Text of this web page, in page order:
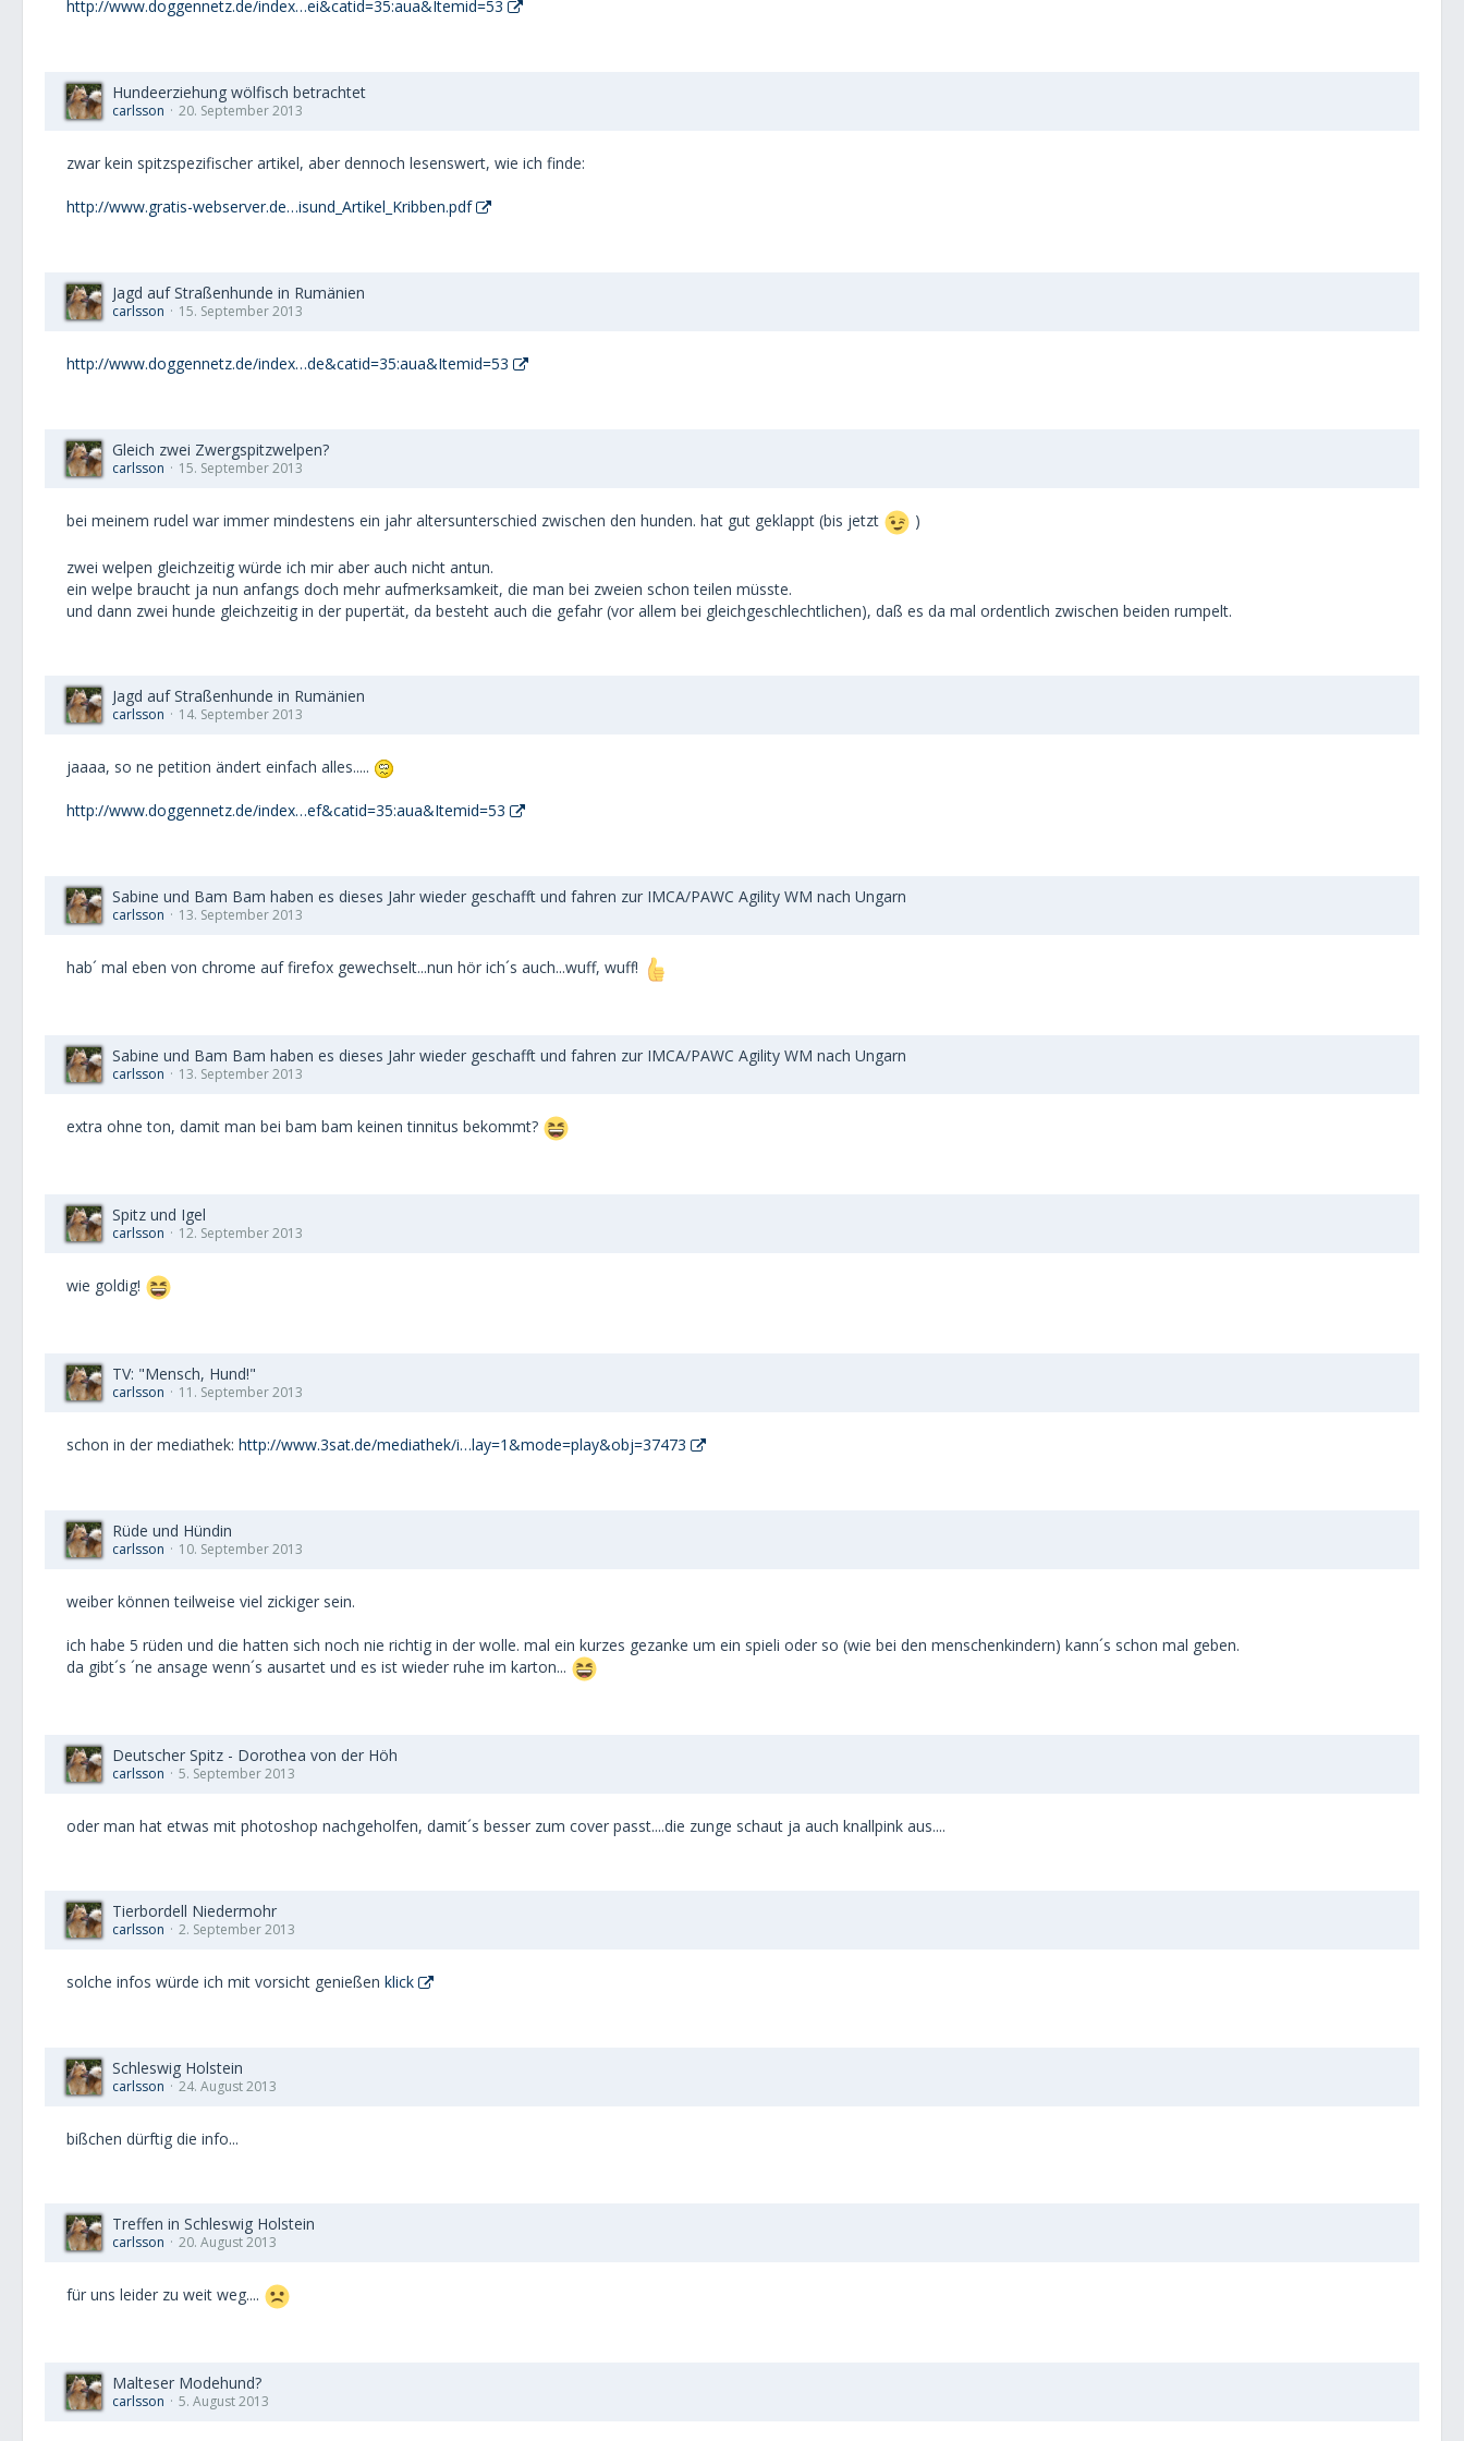
http://www.doggennetz.de/index…ei&catid=35:aua&Itemid=53
Hundeerziehung wölfisch betrachtet
carlsson 20. September 2013
zwar kein spitzspezifischer artikel, aber dennoch lesenswert, wie ich finde:
http://www.gratis-webserver.de…isund_Artikel_Kribben.pdf
Jagd auf Straßenhunde in Rumänien
carlsson 15. September 2013
http://www.doggennetz.de/index…de&catid=35:aua&Itemid=53
Gleich zwei Zwergspitzwelpen?
carlsson 15. September 2013
bei meinem rudel war immer mindestens ein jahr altersunterschied zwischen den hunden. hat gut geklappt (bis jetzt )
zwei welpen gleichzeitig würde ich mir aber auch nicht antun.
ein welpe braucht ja nun anfangs doch mehr aufmerksamkeit, die man bei zweien schon teilen müsste.
und dann zwei hunde gleichzeitig in der pupertät, da besteht auch die gefahr (vor allem bei gleichgeschlechtlichen), daß es da mal ordentlich zwischen beiden rumpelt.
Jagd auf Straßenhunde in Rumänien
carlsson 14. September 2013
jaaaa, so ne petition ändert einfach alles.....
http://www.doggennetz.de/index…ef&catid=35:aua&Itemid=53
Sabine und Bam Bam haben es dieses Jahr wieder geschafft und fahren zur IMCA/PAWC Agility WM nach Ungarn
carlsson 13. September 2013
hab´ mal eben von chrome auf firefox gewechselt...nun hör ich´s auch...wuff, wuff!
Sabine und Bam Bam haben es dieses Jahr wieder geschafft und fahren zur IMCA/PAWC Agility WM nach Ungarn
carlsson 13. September 2013
extra ohne ton, damit man bei bam bam keinen tinnitus bekommt?
Spitz und Igel
carlsson 12. September 2013
wie goldig!
TV: "Mensch, Hund!"
carlsson 11. September 2013
schon in der mediathek: http://www.3sat.de/mediathek/i…lay=1&mode=play&obj=37473
Rüde und Hündin
carlsson 10. September 2013
weiber können teilweise viel zickiger sein.
ich habe 5 rüden und die hatten sich noch nie richtig in der wolle. mal ein kurzes gezanke um ein spieli oder so (wie bei den menschenkindern) kann´s schon mal geben.
da gibt´s ´ne ansage wenn´s ausartet und es ist wieder ruhe im karton...
Deutscher Spitz - Dorothea von der Höh
carlsson 5. September 2013
oder man hat etwas mit photoshop nachgeholfen, damit´s besser zum cover passt....die zunge schaut ja auch knallpink aus....
Tierbordell Niedermohr
carlsson 2. September 2013
solche infos würde ich mit vorsicht genießen klick
Schleswig Holstein
carlsson 24. August 2013
bißchen dürftig die info...
Treffen in Schleswig Holstein
carlsson 20. August 2013
für uns leider zu weit weg....
Malteser Modehund?
carlsson 5. August 2013